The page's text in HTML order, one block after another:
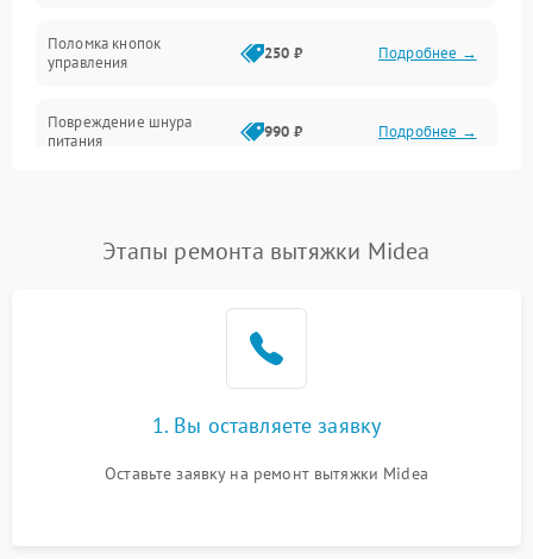
Поломка кнопок
управления
250 ₽ Подробнее →
Повреждение шнура
питания
990 ₽ Подробнее →
1000 ₽
Этапы ремонта вытяжки Midea
1. Вы оставляете заявку
Оставьте заявку на ремонт вытяжки Midea